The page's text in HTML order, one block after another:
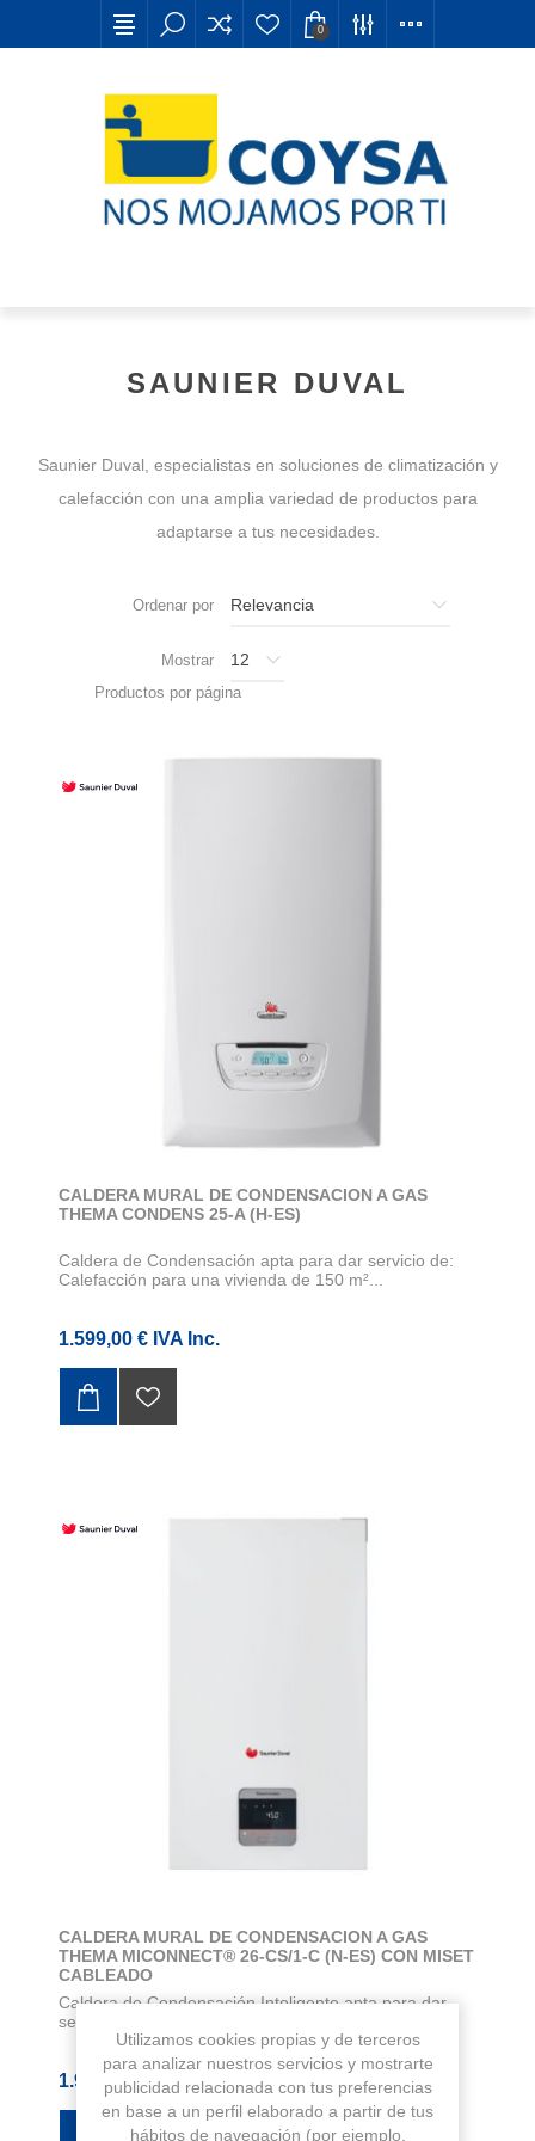
0
SAUNIER DUVAL
Saunier Duval, especialistas en soluciones de climatización y
calefacción con una amplia variedad de productos para
adaptarse a tus necesidades.
Ordenar por
Mostrar
Productos por página
CALDERA MURAL DE CONDENSACION A GAS
THEMA CONDENS 25-A (H-ES)
Caldera de Condensación apta para dar servicio de:
Calefacción para una vivienda de 150 m²...
1.599,00 € IVA Inc.
CALDERA MURAL DE CONDENSACION A GAS
THEMA MICONNECT® 26-CS/1-C (N-ES) CON MISET
CABLEADO
Caldera de Condensación Inteligente apta para dar
servicio de: Calefacción para una vivien...
1.990,00 € IVA Inc.
Utilizamos cookies propias y de terceros
para analizar nuestros servicios y mostrarte
publicidad relacionada con tus preferencias
en base a un perfil elaborado a partir de tus
hábitos de navegación (por ejemplo,